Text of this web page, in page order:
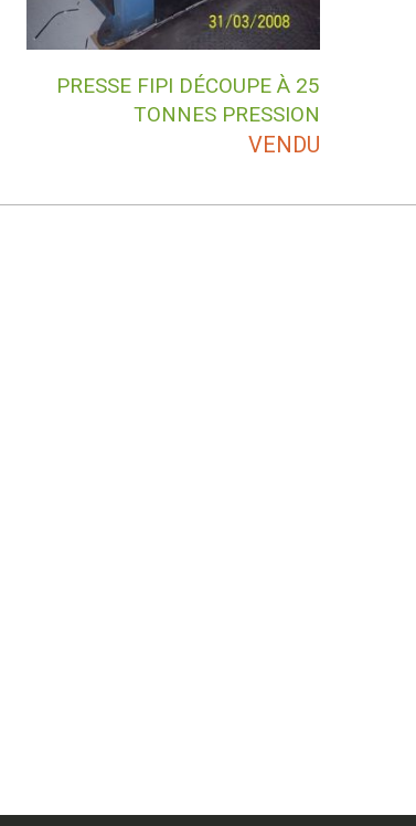
PRESSE FIPI DÉCOUPE À 25
TONNES PRESSION
VENDU